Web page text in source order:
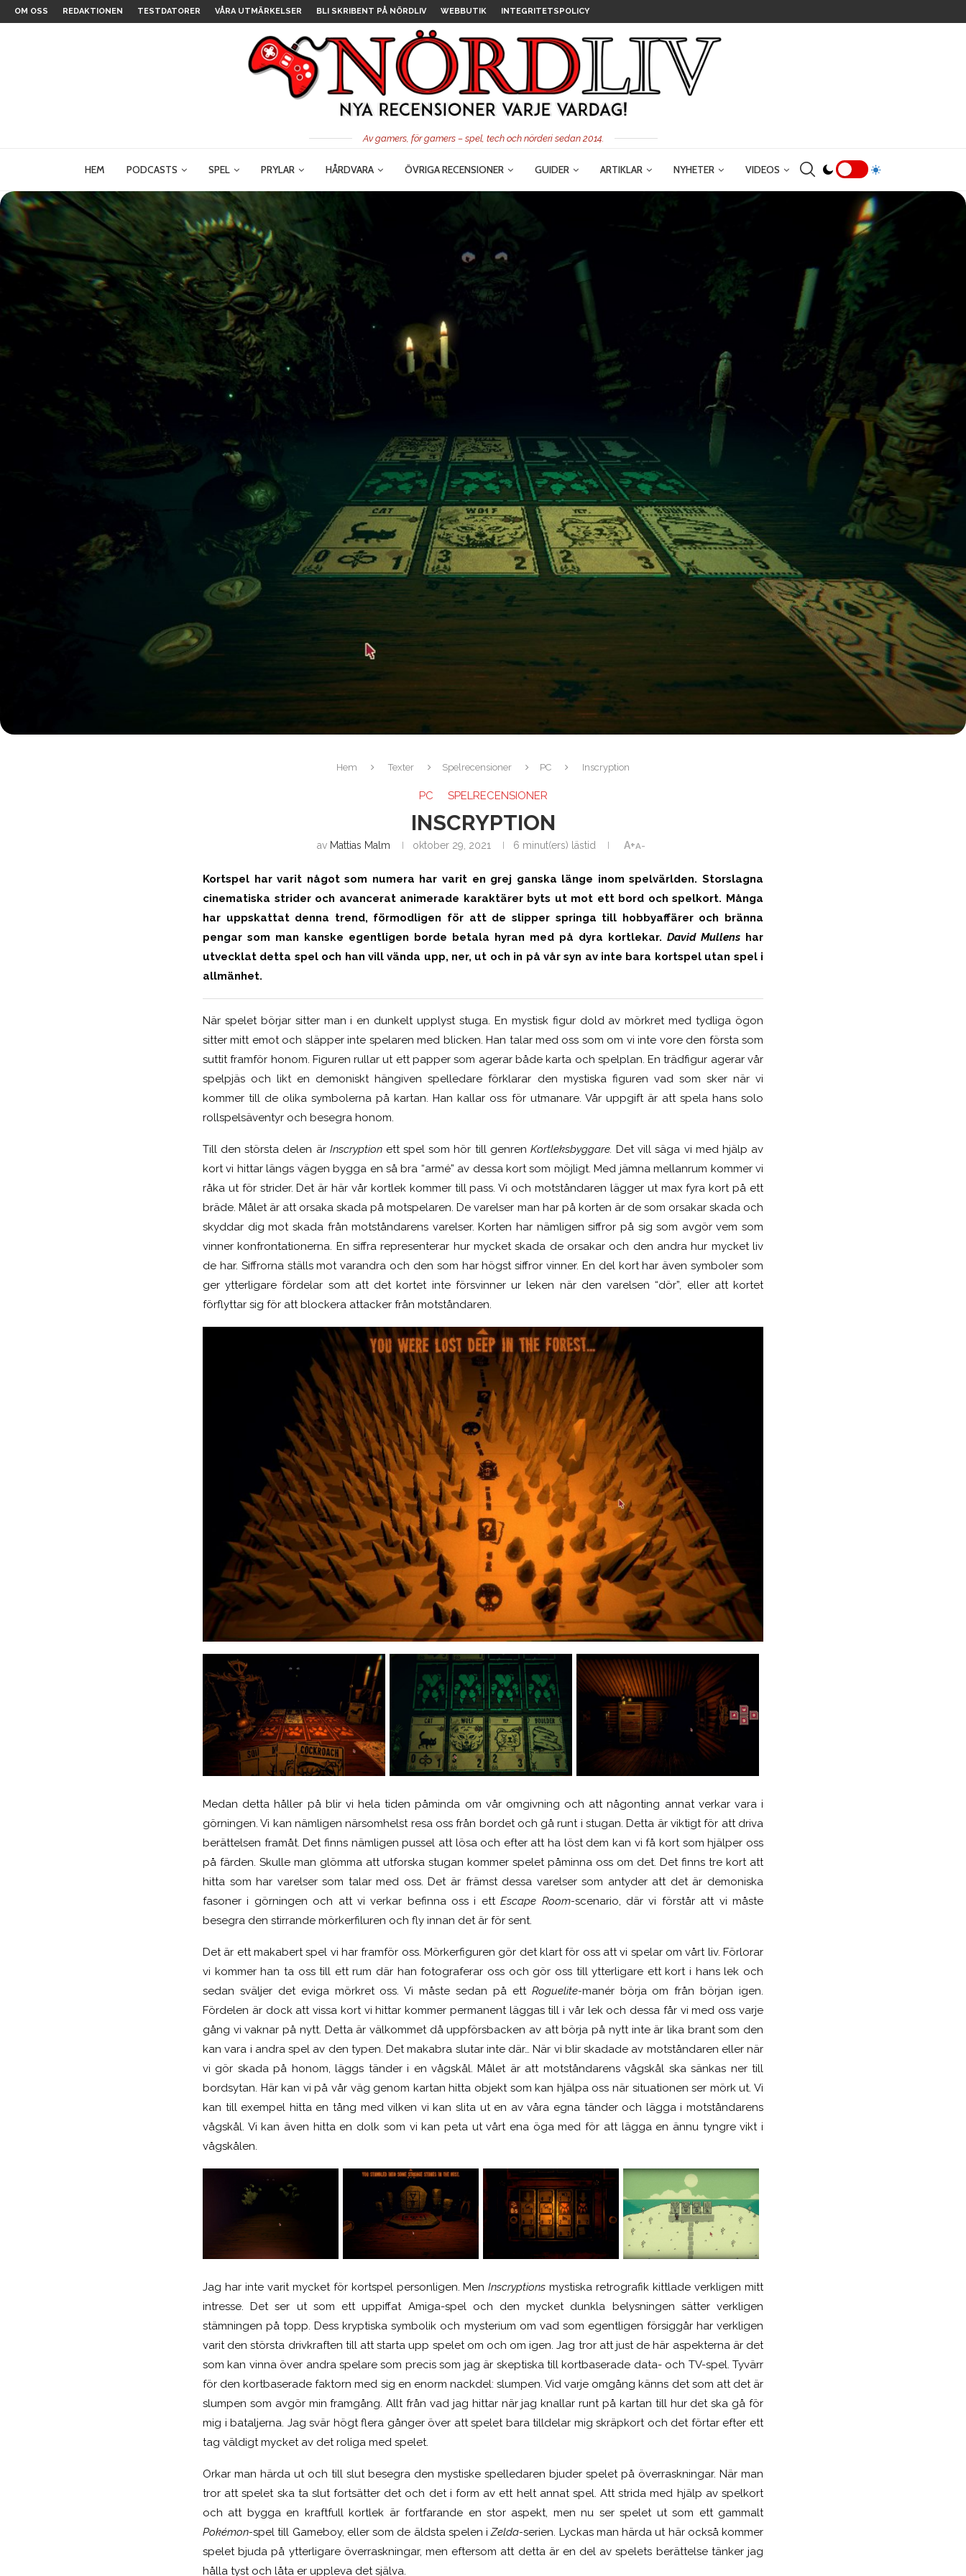
OM OSS REDAKTIONEN TESTDATORER VÅRA UTMÄRKELSER BLI SKRIBENT PÅ NÖRDLIV WEBBUTIK INTEGRITETSPOLICY
Av gamers, för gamers – spel, tech och nörderi sedan 2014.
HEM PODCASTS SPEL PRYLAR HÅRDVARA ÖVRIGA RECENSIONER GUIDER ARTIKLAR NYHETER VIDEOS
Hem Texter Spelrecensioner PC Inscryption
PC SPELRECENSIONER
INSCRYPTION
av Mattias Malm oktober 29, 2021 6 minut(ers) lästid A+A-
Kortspel har varit något som numera har varit en grej ganska länge inom spelvärlden. Storslagna
cinematiska strider och avancerat animerade karaktärer byts ut mot ett bord och spelkort. Många
har uppskattat denna trend, förmodligen för att de slipper springa till hobbyaffärer och bränna
pengar som man kanske egentligen borde betala hyran med på dyra kortlekar. David Mullens har
utvecklat detta spel och han vill vända upp, ner, ut och in på vår syn av inte bara kortspel utan spel i
allmänhet.
När spelet börjar sitter man i en dunkelt upplyst stuga. En mystisk figur dold av mörkret med tydliga ögon
sitter mitt emot och släpper inte spelaren med blicken. Han talar med oss som om vi inte vore den första som
suttit framför honom. Figuren rullar ut ett papper som agerar både karta och spelplan. En trädfigur agerar vår
spelpjäs och likt en demoniskt hängiven spelledare förklarar den mystiska figuren vad som sker när vi
kommer till de olika symbolerna på kartan. Han kallar oss för utmanare. Vår uppgift är att spela hans solo
rollspelsäventyr och besegra honom.
Till den största delen är Inscryption ett spel som hör till genren Kortleksbyggare.Det vill säga vi med hjälp av
kort vi hittar längs vägen bygga en så bra “armé” av dessa kort som möjligt. Med jämna mellanrum kommer vi
råka ut för strider. Det är här vår kortlek kommer till pass. Vi och motståndaren lägger ut max fyra kort på ett
bräde. Målet är att orsaka skada på motspelaren. De varelser man har på korten är de som orsakar skada och
skyddar dig mot skada från motståndarens varelser. Korten har nämligen siffror på sig som avgör vem som
vinner konfrontationerna. En siffra representerar hur mycket skada de orsakar och den andra hur mycket liv
de har. Siffrorna ställs mot varandra och den som har högst siffror vinner. En del kort har även symboler som
ger ytterligare fördelar som att det kortet inte försvinner ur leken när den varelsen “dör”, eller att kortet
förflyttar sig för att blockera attacker från motståndaren.
Medan detta håller på blir vi hela tiden påminda om vår omgivning och att någonting annat verkar vara i
görningen. Vi kan nämligen närsomhelst resa oss från bordet och gå runt i stugan. Detta är viktigt för att driva
berättelsen framåt. Det finns nämligen pussel att lösa och efter att ha löst dem kan vi få kort som hjälper oss
på färden. Skulle man glömma att utforska stugan kommer spelet påminna oss om det. Det finns tre kort att
hitta som har varelser som talar med oss. Det är främst dessa varelser som antyder att det är demoniska
fasoner i görningen och att vi verkar befinna oss i ettEscape Room-scenario, där vi förstår att vi måste
besegra den stirrande mörkerfiluren och fly innan det är för sent.
Det är ett makabert spel vi har framför oss. Mörkerfiguren gör det klart för oss att vi spelar om vårt liv. Förlorar
vi kommer han ta oss till ett rum där han fotograferar oss och gör oss till ytterligare ett kort i hans lek och
sedan sväljer det eviga mörkret oss. Vi måste sedan på ett Roguelite-manér börja om från början igen.
Fördelen är dock att vissa kort vi hittar kommer permanent läggas till i vår lek och dessa får vi med oss varje
gång vi vaknar på nytt. Detta är välkommet då uppförsbacken av att börja på nytt inte är lika brant som den
kan vara i andra spel av den typen. Det makabra slutar inte där… När vi blir skadade av motståndaren eller när
vi gör skada på honom, läggs tänder i en vågskål. Målet är att motståndarens vågskål ska sänkas ner till
bordsytan. Här kan vi på vår väg genom kartan hitta objekt som kan hjälpa oss när situationen ser mörk ut. Vi
kan till exempel hitta en tång med vilken vi kan slita ut en av våra egna tänder och lägga i motståndarens
vågskål. Vi kan även hitta en dolk som vi kan peta ut vårt ena öga med för att lägga en ännu tyngre vikt i
vågskålen.
Jag har inte varit mycket för kortspel personligen. MenInscryptionsmystiska retrografik kittlade verkligen mitt
intresse. Det ser ut som ett uppiffat Amiga-spel och den mycket dunkla belysningen sätter verkligen
stämningen på topp. Dess kryptiska symbolik och mysterium om vad som egentligen försiggår har verkligen
varit den största drivkraften till att starta upp spelet om och om igen. Jag tror att just de här aspekterna är det
som kan vinna över andra spelare som precis som jag är skeptiska till kortbaserade data- och TV-spel. Tyvärr
för den kortbaserade faktorn med sig en enorm nackdel: slumpen. Vid varje omgång känns det som att det är
slumpen som avgör min framgång. Allt från vad jag hittar när jag knallar runt på kartan till hur det ska gå för
mig i bataljerna. Jag svär högt flera gånger över att spelet bara tilldelar mig skräpkort och det förtar efter ett
tag väldigt mycket av det roliga med spelet.
Orkar man härda ut och till slut besegra den mystiske spelledaren bjuder spelet på överraskningar. När man
tror att spelet ska ta slut fortsätter det och det i form av ett helt annat spel. Att strida med hjälp av spelkort
och att bygga en kraftfull kortlek är fortfarande en stor aspekt, men nu ser spelet ut som ett gammalt
Pokémon-spel till Gameboy, eller som de äldsta spelen iZelda-serien. Lyckas man härda ut här också kommer
spelet bjuda på ytterligare överraskningar, men eftersom att detta är en del av spelets berättelse tänker jag
hålla tyst och låta er uppleva det själva.